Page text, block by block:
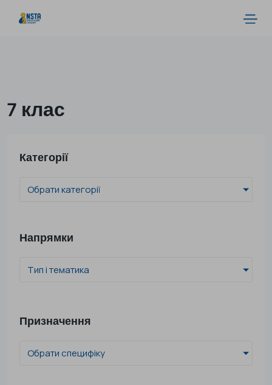
7 клас
Категорії
Обрати категорії
Напрямки
Тип і тематика
Призначення
Обрати специфіку